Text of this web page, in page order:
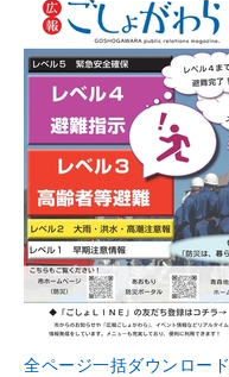
全ページ一括ダウンロード